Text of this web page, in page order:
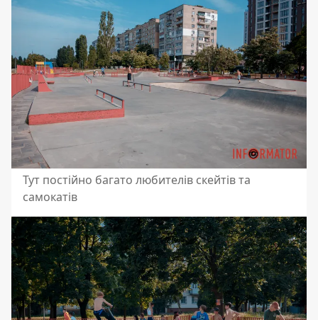
Тут постійно багато любителів скейтів та
самокатів